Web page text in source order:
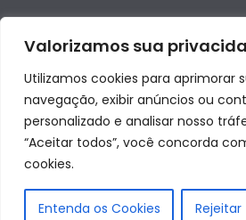
Valorizamos sua
Utilizamos cookies para aprimorar
navegação, exibir anúncios ou
personalizado e analisar nosso
“Aceitar todos”, você concorda
cookies.
Entenda os Cookies Rejeitar
Desenvolvido por